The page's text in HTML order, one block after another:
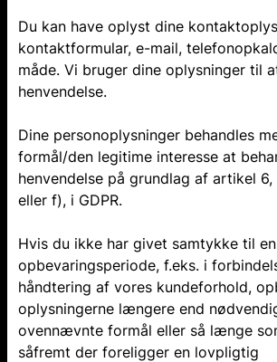
Du kan have oplyst dine
kontaktformular, e-mail,
måde. Vi bruger dine oplysninger til
henvendelse.
Dine personoplysninger behandles
formål/den legitime interesse at
henvendelse på grundlag af artikel 6,
eller f), i GDPR.
Hvis du ikke har givet samtykke til
opbevaringsperiode, f.eks. i
håndtering af vores kundeforhold,
oplysningerne længere end
ovennævnte formål eller så længe
såfremt der foreligger en lovpligtig